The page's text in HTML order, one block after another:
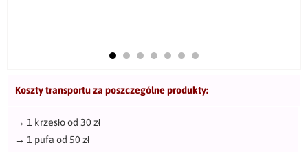
Koszty transportu za poszczególne produkty:
→ 1 krzesło od 30 zł
→ 1 pufa od 50 zł